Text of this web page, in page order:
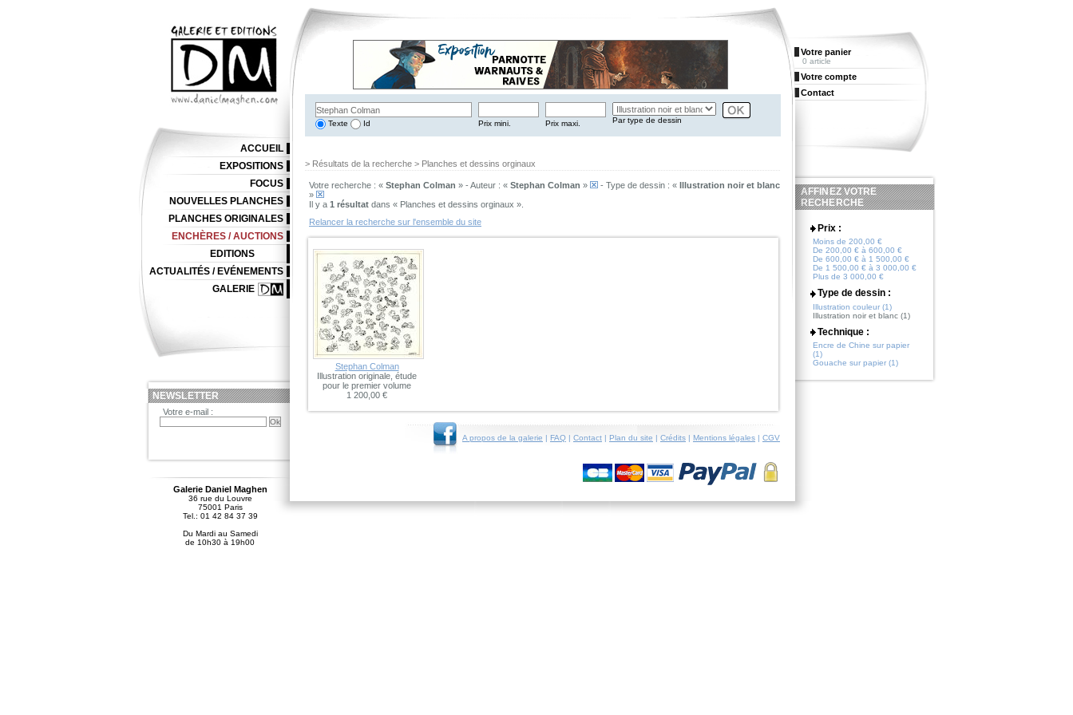
Texte Id Prix mini. Prix maxi. Par type de dessin
> Résultats de la recherche > Planches et dessins orginaux
Votre recherche : « Stephan Colman » - Auteur : « Stephan Colman » - Type de dessin : « Illustration noir et blanc
»
Il y a 1 résultat dans « Planches et dessins orginaux ».
Relancer la recherche sur l'ensemble du site
Stephan Colman
Illustration originale, étude
pour le premier volume
1 200,00 €
A propos de la galerie | FAQ | Contact | Plan du site | Crédits | Mentions légales | CGV
ACCUEIL
EXPOSITIONS
FOCUS
NOUVELLES PLANCHES
PLANCHES ORIGINALES
ENCHÈRES / AUCTIONS
EDITIONS
ACTUALITÉS / EVÉNEMENTS
GALERIE
NEWSLETTER
Votre e-mail :
Galerie Daniel Maghen
36 rue du Louvre
75001 Paris
Tel.: 01 42 84 37 39
Du Mardi au Samedi
de 10h30 à 19h00
Votre panier
0 article
Votre compte
Contact
AFFINEZ VOTRE
RECHERCHE
Prix :
Moins de 200,00 €
De 200,00 € à 600,00 €
De 600,00 € à 1 500,00 €
De 1 500,00 € à 3 000,00 €
Plus de 3 000,00 €
Type de dessin :
Illustration couleur (1)
Illustration noir et blanc (1)
Technique :
Encre de Chine sur papier
(1)
Gouache sur papier (1)